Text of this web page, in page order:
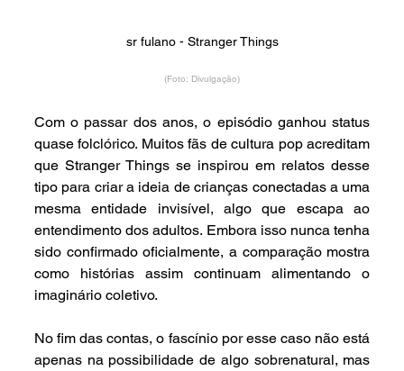
sr fulano - Stranger Things
(Foto: Divulgação)
Com o passar dos anos, o episódio ganhou status
quase folclórico. Muitos fãs de cultura pop acreditam
que Stranger Things se inspirou em relatos desse
tipo para criar a ideia de crianças conectadas a uma
mesma entidade invisível, algo que escapa ao
entendimento dos adultos. Embora isso nunca tenha
sido confirmado oficialmente, a comparação mostra
como histórias assim continuam alimentando o
imaginário coletivo.
No fim das contas, o fascínio por esse caso não está
apenas na possibilidade de algo sobrenatural, mas